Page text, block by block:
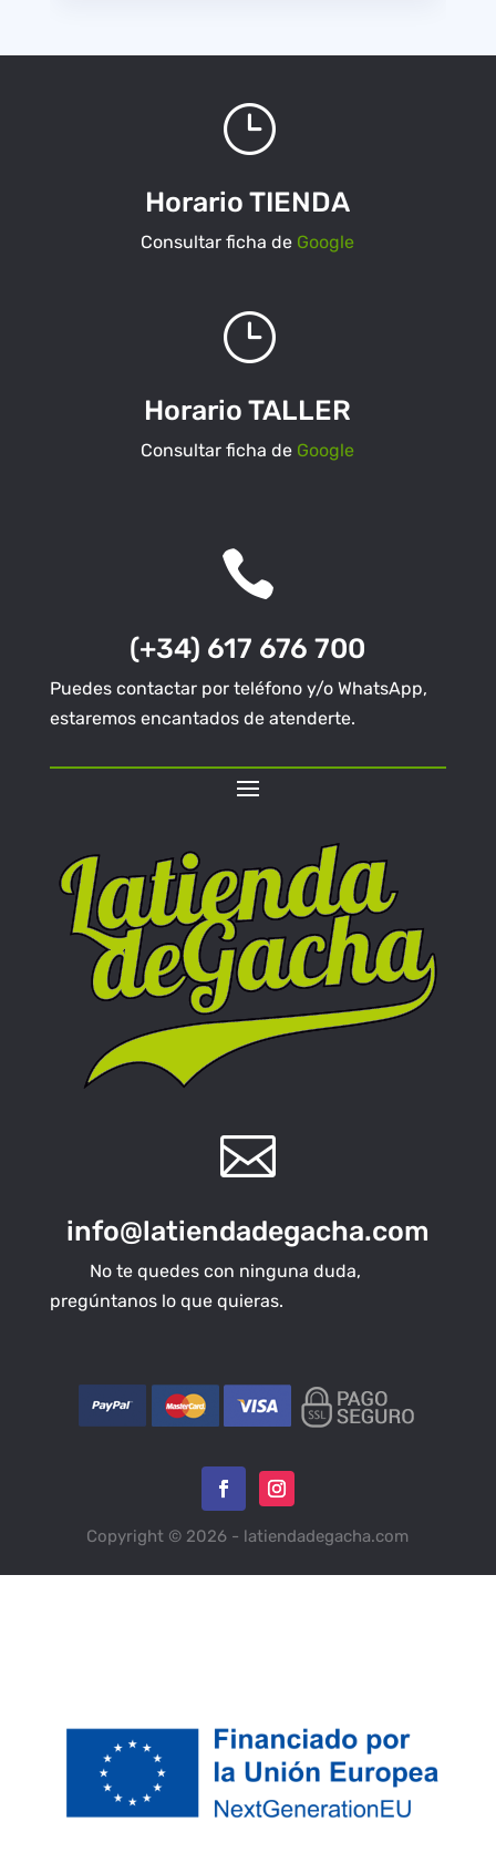
}
Horario TIENDA
Consultar ficha de Google
}
Horario TALLER
Consultar ficha de Google

(+34) 617 676 700
Puedes contactar por teléfono y/o WhatsApp,
estaremos encantados de atenderte.

info@latiendadegacha.com
No te quedes con ninguna duda,
pregúntanos lo que quieras.
Copyright © 2026 - latiendadegacha.com